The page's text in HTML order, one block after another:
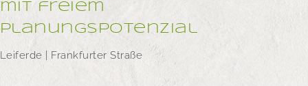
mit freiem
Planungspotenzial
Leiferde | Frankfurter Straße